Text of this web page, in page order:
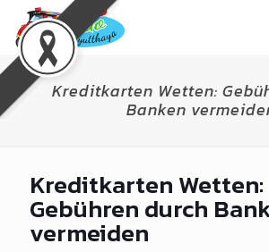
Kreditkarten Wetten:
Banken
Kreditkarten Wetten:
Gebühren durch
vermeiden